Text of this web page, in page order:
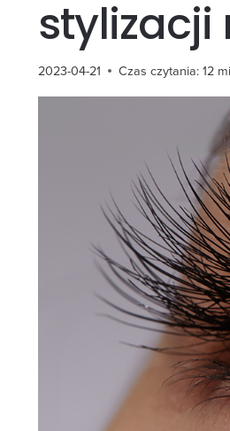
stylizacji
2023-04-21 Czas czytania:12